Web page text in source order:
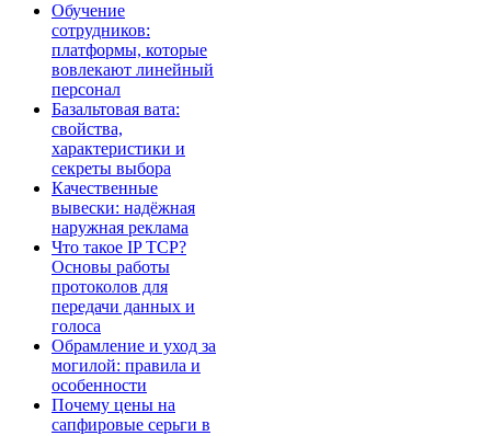
Обучение
сотрудников:
платформы, которые
вовлекают линейный
персонал
Базальтовая вата:
свойства,
характеристики и
секреты выбора
Качественные
вывески: надёжная
наружная реклама
Что такое IP TCP?
Основы работы
протоколов для
передачи данных и
голоса
Обрамление и уход за
могилой: правила и
особенности
Почему цены на
сапфировые серьги в